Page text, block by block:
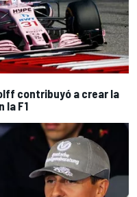
contribuyó a crear la
la F1